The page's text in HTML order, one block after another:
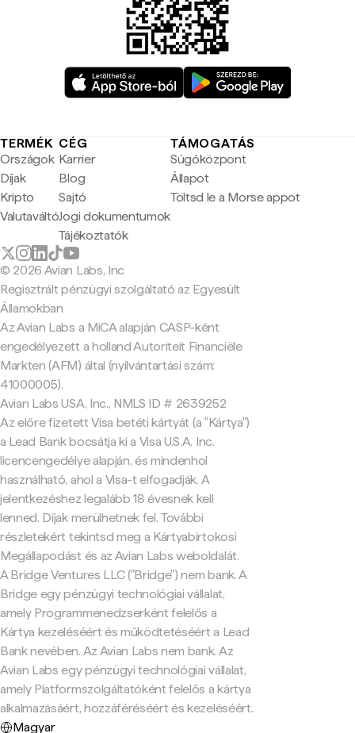
TERMÉK
Országok
Díjak
Kripto
Valutaváltó
CÉG
Karrier
Blog
Sajtó
Jogi dokumentumok
Tájékoztatók
TÁMOGATÁS
Súgóközpont
Állapot
Töltsd le a Morse appot
© 2026 Avian Labs, Inc
Regisztrált pénzügyi szolgáltató az Egyesült
Államokban
Az Avian Labs a MiCA alapján CASP-ként
engedélyezett a holland Autoriteit Financiële
Markten (AFM) által (nyilvántartási szám:
41000005).
Avian Labs USA, Inc., NMLS ID # 2639252
Az előre fizetett Visa betéti kártyát (a "Kártya")
a Lead Bank bocsátja ki a Visa U.S.A. Inc.
licencengedélye alapján, és mindenhol
használható, ahol a Visa-t elfogadják. A
jelentkezéshez legalább 18 évesnek kell
lenned. Díjak merülhetnek fel. További
részletekért tekintsd meg a Kártyabirtokosi
Megállapodást és az Avian Labs weboldalát.
A Bridge Ventures LLC ("Bridge") nem bank. A
Bridge egy pénzügyi technológiai vállalat,
amely Programmenedzserként felelős a
Kártya kezeléséért és működtetéséért a Lead
Bank nevében. Az Avian Labs nem bank. Az
Avian Labs egy pénzügyi technológiai vállalat,
amely Platformszolgáltatóként felelős a kártya
alkalmazásáért, hozzáféréséért és kezeléséért.
Magyar